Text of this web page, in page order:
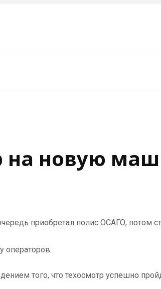
на новую
приобретал полис ОСАГО, потом
операторов.
того, что техосмотр успешно